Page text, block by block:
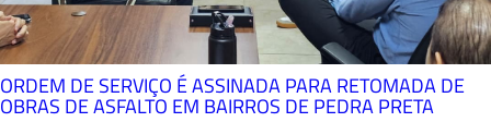
ORDEM DE SERVIÇO É ASSINADA PARA RETOMADA DE
OBRAS DE ASFALTO EM BAIRROS DE PEDRA PRETA